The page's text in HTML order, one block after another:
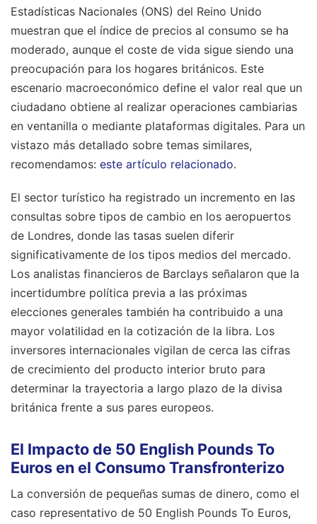
Estadísticas Nacionales (ONS) del Reino Unido
muestran que el índice de precios al consumo se ha
moderado, aunque el coste de vida sigue siendo una
preocupación para los hogares británicos. Este
escenario macroeconómico define el valor real que un
ciudadano obtiene al realizar operaciones cambiarias
en ventanilla o mediante plataformas digitales. Para un
vistazo más detallado sobre temas similares,
recomendamos: este artículo relacionado.
El sector turístico ha registrado un incremento en las
consultas sobre tipos de cambio en los aeropuertos
de Londres, donde las tasas suelen diferir
significativamente de los tipos medios del mercado.
Los analistas financieros de Barclays señalaron que la
incertidumbre política previa a las próximas
elecciones generales también ha contribuido a una
mayor volatilidad en la cotización de la libra. Los
inversores internacionales vigilan de cerca las cifras
de crecimiento del producto interior bruto para
determinar la trayectoria a largo plazo de la divisa
británica frente a sus pares europeos.
El Impacto de 50 English Pounds To
Euros en el Consumo Transfronterizo
La conversión de pequeñas sumas de dinero, como el
caso representativo de 50 English Pounds To Euros,